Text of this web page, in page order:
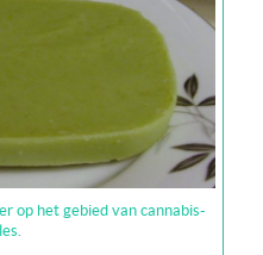
op het gebied van cannabis-